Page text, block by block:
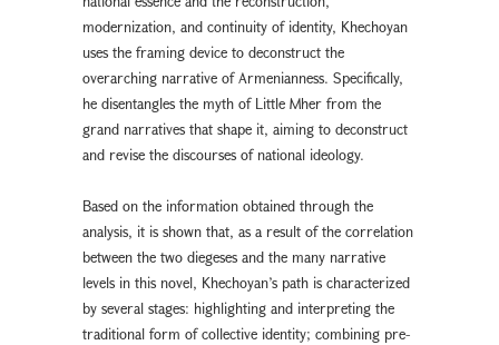
modernization, and continuity of identity, Khechoyan
uses the framing device to deconstruct the
overarching narrative of Armenianness. Specifically,
he disentangles the myth of Little Mher from the
grand narratives that shape it, aiming to deconstruct
and revise the discourses of national ideology.
Based on the information obtained through the
analysis, it is shown that, as a result of the correlation
between the two diegeses and the many narrative
levels in this novel, Khechoyan’s path is characterized
by several stages: highlighting and interpreting the
traditional form of collective identity; combining pre-